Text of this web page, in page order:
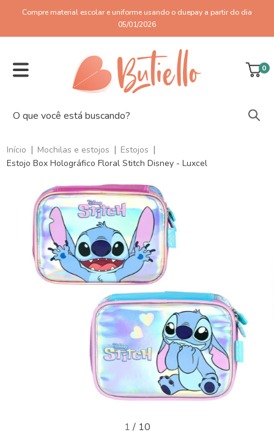
Compre material escolar e uniforme usando o duepay a partir do dia
05/01/2026
0
Início | Mochilas e estojos | Estojos |
Estojo Box Holográfico Floral Stitch Disney - Luxcel
1 / 10